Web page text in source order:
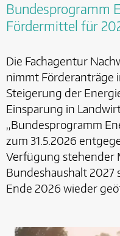
Bundesprogramm
Fördermittel für
Die Fachagentur
nimmt Förderanträge
Steigerung der
Einsparung in
„Bundesprogramm
zum 31.5.2026
Verfügung stehender
Bundeshaushalt 2027
Ende 2026 wieder